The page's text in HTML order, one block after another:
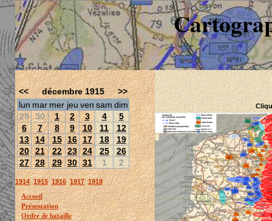
<< décembre 1915
>>
lun mar mer jeu ven sam dim
29 30 1 2 3 4
5
6
7 8 9 10 11
12
13 14 15 16 17 18
19
20 21 22 23 24 25
26
27 28 29 30 31 1 2
1914 1915 1916 1917 1918
Accueil
Présentation
Ordre de bataille